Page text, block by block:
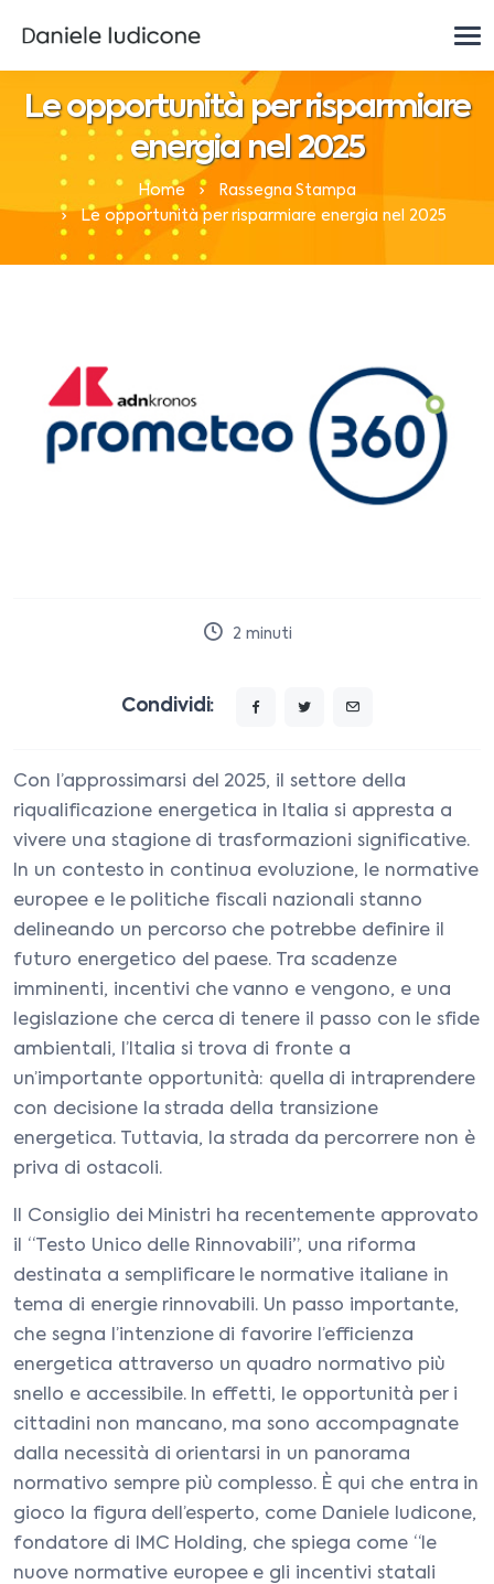
Le opportunità per risparmiare
energia nel 2025
Home
Rassegna Stampa
Le opportunità per risparmiare energia nel 2025
2 minuti
Condividi:
Con l’approssimarsi del 2025, il settore della
riqualificazione energetica in Italia si appresta a
vivere una stagione di trasformazioni significative.
In un contesto in continua evoluzione, le normative
europee e le politiche fiscali nazionali stanno
delineando un percorso che potrebbe definire il
futuro energetico del paese. Tra scadenze
imminenti, incentivi che vanno e vengono, e una
legislazione che cerca di tenere il passo con le sfide
ambientali, l’Italia si trova di fronte a
un’importante opportunità: quella di intraprendere
con decisione la strada della transizione
energetica. Tuttavia, la strada da percorrere non è
priva di ostacoli.
Il Consiglio dei Ministri ha recentemente approvato
il “Testo Unico delle Rinnovabili”, una riforma
destinata a semplificare le normative italiane in
tema di energie rinnovabili. Un passo importante,
che segna l’intenzione di favorire l’efficienza
energetica attraverso un quadro normativo più
snello e accessibile. In effetti, le opportunità per i
cittadini non mancano, ma sono accompagnate
dalla necessità di orientarsi in un panorama
normativo sempre più complesso. È qui che entra in
gioco la figura dell’esperto, come Daniele Iudicone,
fondatore di IMC Holding, che spiega come “le
nuove normative europee e gli incentivi statali